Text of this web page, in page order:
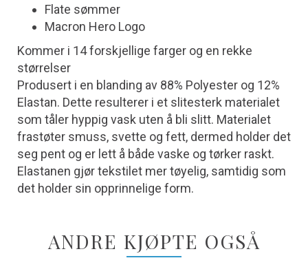
Flate sømmer
Macron Hero Logo
Kommer i 14 forskjellige farger og en rekke
størrelser
Produsert i en blanding av 88% Polyester og 12%
Elastan. Dette resulterer i et slitesterk materialet
som tåler hyppig vask uten å bli slitt. Materialet
frastøter smuss, svette og fett, dermed holder det
seg pent og er lett å både vaske og tørker raskt.
Elastanen gjør tekstilet mer tøyelig, samtidig som
det holder sin opprinnelige form.
ANDRE KJØPTE OGSÅ